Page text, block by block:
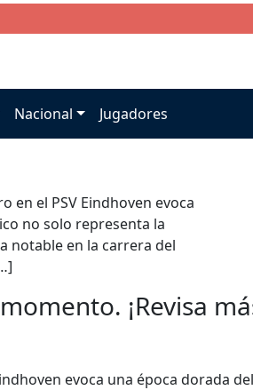
Nacional Jugadores
el PSV Eindhoven evoca
no solo representa la
notable en la carrera del
¡Revisa
evoca una época dorada